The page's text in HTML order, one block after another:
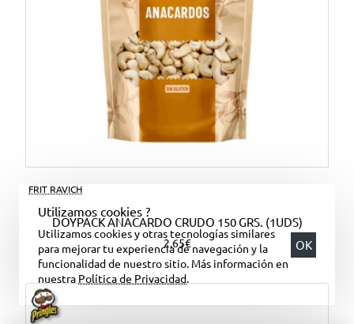
Utilizamos cookies ?
Utilizamos cookies y otras tecnologías similares
para mejorar tu experiencia de navegación y la
funcionalidad de nuestro sitio. Más información en
nuestra Política de Privacidad.
OK
FRIT RAVICH
DOYPACK ANACARDO CRUDO 150 GRS. (1UDS)
2,65€